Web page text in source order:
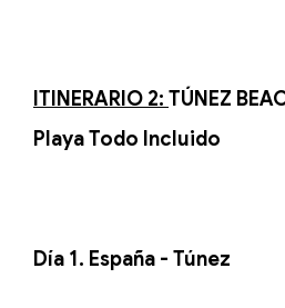
ITINERARIO 2: TÚNEZ
Playa Todo Incluido
Día 1. España - Túnez